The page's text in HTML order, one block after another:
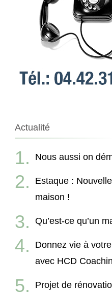
Actualité
Nous aussi on
Estaque :
maison !
Qu’est-ce qu’un
Donnez vie à
avec HCD
Projet de